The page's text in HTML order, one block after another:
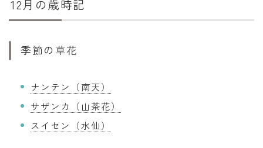
12月の歳時記
季節の草花
ナンテン（南天）
サザンカ（山茶花）
スイセン（水仙）